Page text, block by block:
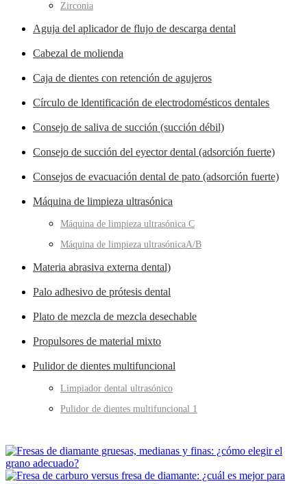
Zirconia
Aguja del aplicador de flujo de descarga dental
Cabezal de molienda
Caja de dientes con retención de agujeros
Círculo de ldentificación de electrodomésticos dentales
Consejo de saliva de succión (succión débil)
Consejo de succión del eyector dental (adsorción fuerte)
Consejos de evacuación dental de pato (adsorción fuerte)
Máquina de limpieza ultrasónica
Máquina de limpieza ultrasónica C
Máquina de limpieza ultrasónicaA/B
Materia abrasiva externa dental)
Palo adhesivo de prótesis dental
Plato de mezcla de mezcla desechable
Propulsores de material mixto
Pulidor de dientes multifuncional
Limpiador dental ultrasónico
Pulidor de dientes multifuncional 1